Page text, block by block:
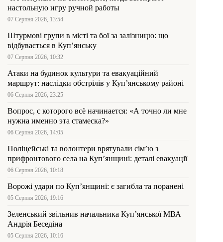
настольную игру ручной работы
07 Серпня 2026, 13:54
Штурмові групи в місті та бої за залізницю: що
відбувається в Куп’янську
07 Серпня 2026, 10:32
Атаки на будинок культури та евакуаційний
маршрут: наслідки обстрілів у Куп’янському районі
06 Серпня 2026, 23:25
Вопрос, с которого всё начинается: «А точно ли мне
нужна именно эта стамеска?»
06 Серпня 2026, 14:05
Поліцейські та волонтери врятували сім’ю з
прифронтового села на Куп’янщині: деталі евакуації
06 Серпня 2026, 10:18
Ворожі удари по Куп’янщині: є загибла та поранені
05 Серпня 2026, 19:16
Зеленський звільнив начальника Купʼянської МВА
Андрія Беседіна
05 Серпня 2026, 10:16